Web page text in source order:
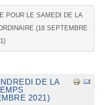
POUR LE SAMEDI DE LA
(18 SEPTEMBRE
DE LA
2021)